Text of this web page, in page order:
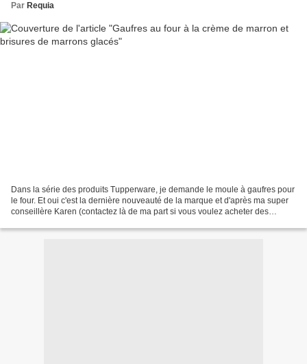
Par Requia
Dans la série des produits Tupperware, je demande le moule à gaufres pour
le four. Et oui c'est la dernière nouveauté de la marque et d'après ma super
conseillère Karen (contactez là de ma part si vous voulez acheter des